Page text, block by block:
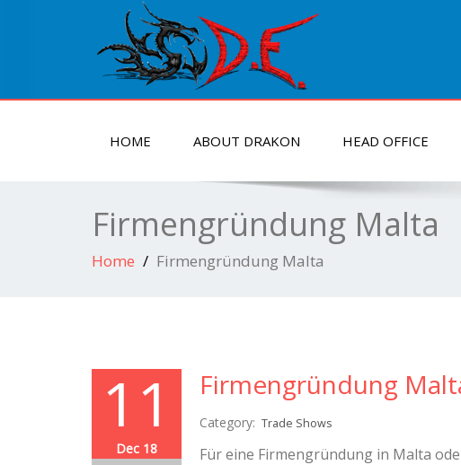
HOME ABOUT DRAKON HEAD OFFICE
Firmengründung Malta
Home Firmengründung Malta
11
Dec 18
Firmengründung
Category: Trade Shows
Für eine Firmengründung in Malta